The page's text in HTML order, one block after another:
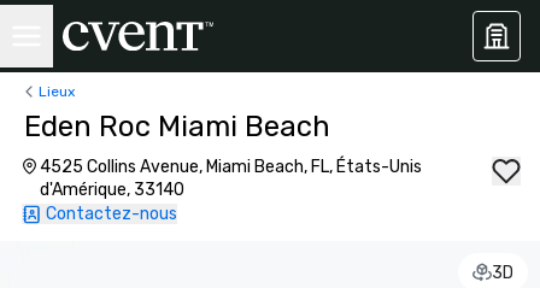
Lieux
Eden Roc Miami Beach
4525 Collins Avenue, Miami Beach, FL, États-Unis
d'Amérique, 33140
Contactez-nous
3D